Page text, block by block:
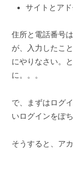
サイトとアド
住所と電話番号
が、入力したこ
にやりなさい。
に。。。
で、まずはログ
いログインをぽち
そうすると、ア